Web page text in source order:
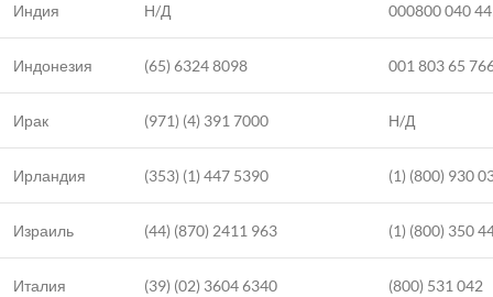
Индия Н/Д 000800 040
Индонезия (65) 6324 8098 001 803 65
Ирак (971) (4) 391 7000 Н/Д
Ирландия (353) (1) 447 5390 (1) (800) 930
Израиль (44) (870) 2411 963 (1) (800) 350
Италия (39) (02) 3604 6340 (800) 531 042